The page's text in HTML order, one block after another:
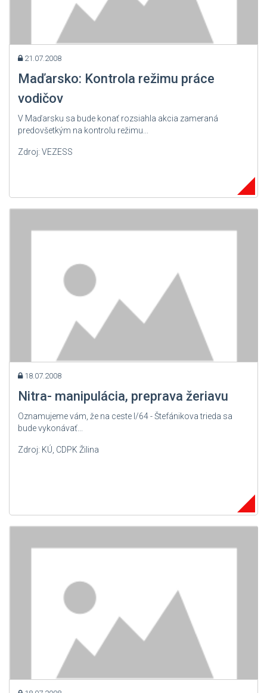
21.07.2008
Maďarsko: Kontrola režimu práce
vodičov
V Maďarsku sa bude konať rozsiahla akcia zameraná
predovšetkým na kontrolu režimu...
Zdroj: VEZESS
18.07.2008
Nitra- manipulácia, preprava žeriavu
Oznamujeme vám, že na ceste I/64 - Štefánikova trieda sa
bude vykonávať...
Zdroj: KÚ, CDPK Žilina